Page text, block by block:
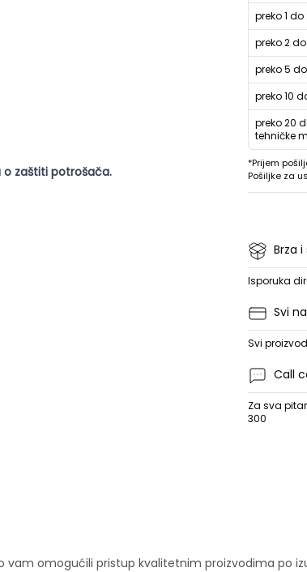
o zaštiti potrošača.
preko 1 do
preko 2
preko 5 do
preko 10
preko 20
tehničke
*Prijem
Pošiljke za
Brza
Isporuka
Svi
Svi
Call
Za sva
300
vam omogućili pristup kvalitetnim proizvodima po